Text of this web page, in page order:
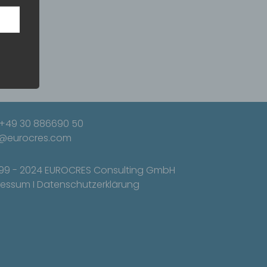
30 886690 50
- 2024 EUROCRES Consulting GmbH
I Datenschutzerklärung